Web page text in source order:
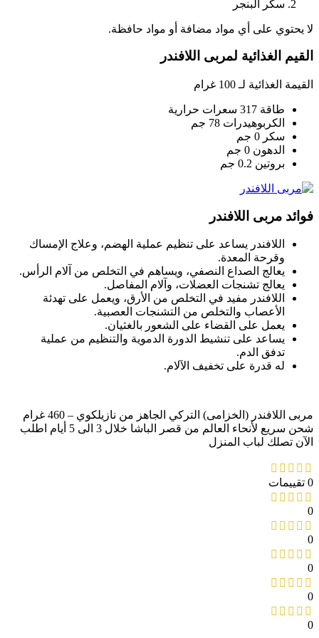
سكر البنجر
لا يحتوي على أي مواد مضافة أو مواد حافظة.
القيم الغذائية لمربى اللافندر
القيمة الغذائية لـ 100 غرام
طاقة 317 سعرات حرارية
الكربوهيدرات 78 جم
سكر 0 جم
الدهون 0 جم
بروتين 0.2 جم
فوائد مربى اللافندر
اللافندر يساعد على تنظيم عملية الهضم، وعلاج الإمساك
وقرحة المعدة.
يعالج الصداع النصفي، ويساهم في التخلص من آلام الرأس.
يعالج تشنجات العضلات، وآلام المفاصل.
اللافندر مفيد في التخلص من الأرق، ويعمل على تهدئة
الأعصاب والتخلص من التشنجات العصبية.
يعمل على القضاء على الشعور بالغثيان.
يساعد على تنشيط الدورة الدموية والتنظيم من عملية
تدفق الدم.
له قدرة على تخفيف الآلام.
مربى اللافندر (الخزامى) التركي الجاهز من نازيلكوي – 460 غرام
شحن سريع لأنحاء العالم من قصر الباشا خلال 3 الى 5 أيام اطلب
الآن تصلك لباب المنزل
0 تقييمات
0
0
0
0
0